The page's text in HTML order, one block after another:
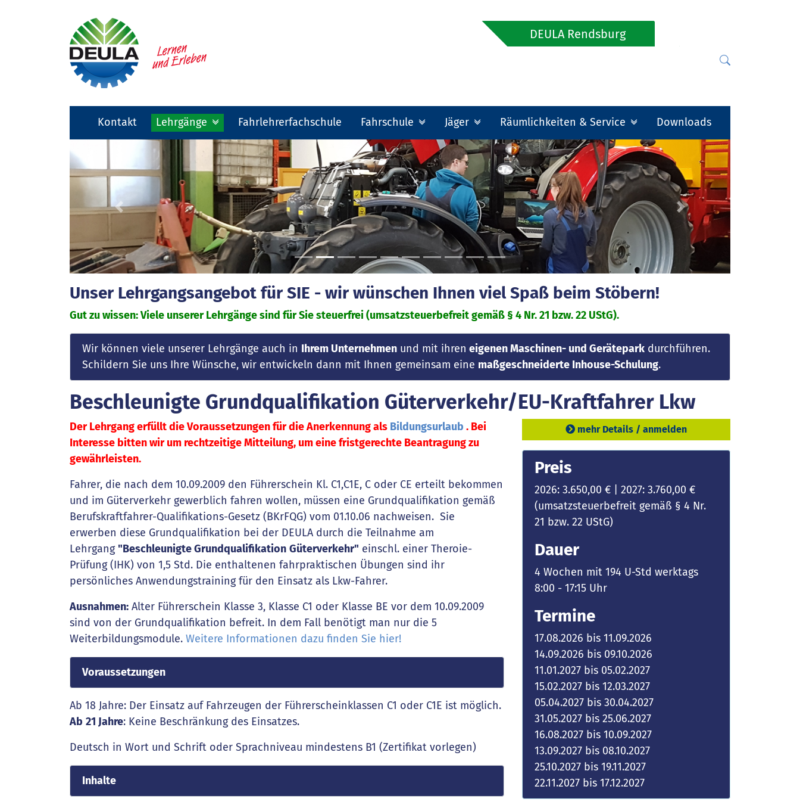
DEULA Rendsburg
Kontakt Lehrgänge Fahrlehrerfachschule Fahrschule Jäger Räumlichkeiten & Service Downloads
Previous Next
Unser Lehrgangsangebot für SIE - wir wünschen Ihnen viel Spaß beim Stöbern!
Gut zu wissen: Viele unserer Lehrgänge sind für Sie steuerfrei (umsatzsteuerbefreit gemäß § 4 Nr. 21 bzw. 22 UStG).
Wir können viele unserer Lehrgänge auch in Ihrem Unternehmen und mit ihren eigenen Maschinen- und Gerätepark durchführen.
Schildern Sie uns Ihre Wünsche, wir entwickeln dann mit Ihnen gemeinsam eine maßgeschneiderte Inhouse-Schulung.
Beschleunigte Grundqualifikation Güterverkehr/EU-Kraftfahrer Lkw
Der Lehrgang erfüllt die Voraussetzungen für die Anerkennung als Bildungsurlaub . Bei
Interesse bitten wir um rechtzeitige Mitteilung, um eine fristgerechte Beantragung zu
gewährleisten.
Fahrer, die nach dem 10.09.2009 den Führerschein Kl. C1,C1E, C oder CE erteilt bekommen
und im Güterverkehr gewerblich fahren wollen, müssen eine Grundqualifikation gemäß
Berufskraftfahrer-Qualifikations-Gesetz (BKrFQG) vom 01.10.06 nachweisen. Sie
erwerben diese Grundqualifikation bei der DEULA durch die Teilnahme am
Lehrgang"Beschleunigte Grundqualifikation Güterverkehr" einschl. einer Theroie-
Prüfung (IHK) von 1,5 Std. Die enthaltenen fahrpraktischen Übungen sind ihr
persönliches Anwendungstraining für den Einsatz als Lkw-Fahrer.
Ausnahmen: Alter Führerschein Klasse 3, Klasse C1 oder Klasse BE vor dem 10.09.2009
sind von der Grundqualifikation befreit. In dem Fall benötigt man nur die 5
Weiterbildungsmodule. Weitere Informationen dazu finden Sie hier!
Voraussetzungen
Ab 18 Jahre: Der Einsatz auf Fahrzeugen der Führerscheinklassen C1 oder C1E ist möglich.
Ab 21 Jahre: Keine Beschränkung des Einsatzes.
Deutsch in Wort und Schrift oder Sprachniveau mindestens B1 (Zertifikat vorlegen)
Inhalte
mehr Details / anmelden
Preis
2026: 3.650,00 € | 2027: 3.760,00 €
(umsatzsteuerbefreit gemäß § 4 Nr.
21 bzw. 22 UStG)
Dauer
4 Wochen mit 194 U-Std werktags
8:00 - 17:15 Uhr
Termine
17.08.2026 bis 11.09.2026
14.09.2026 bis 09.10.2026
11.01.2027 bis 05.02.2027
15.02.2027 bis 12.03.2027
05.04.2027 bis 30.04.2027
31.05.2027 bis 25.06.2027
16.08.2027 bis 10.09.2027
13.09.2027 bis 08.10.2027
25.10.2027 bis 19.11.2027
22.11.2027 bis 17.12.2027